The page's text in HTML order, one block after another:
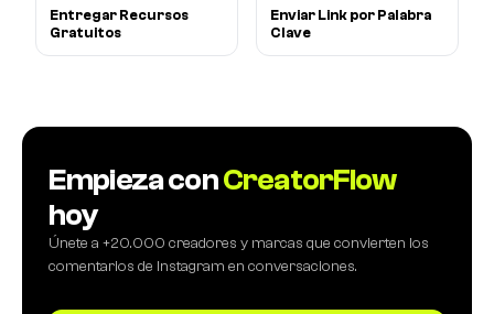
Entregar Recursos
Gratuitos
Enviar Link por Palabra
Clave
Empieza conCreatorFlow
hoy
Únete a +20.000 creadores y marcas que convierten los
comentarios de Instagram en conversaciones.